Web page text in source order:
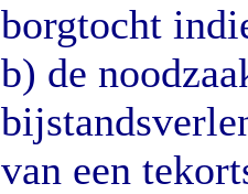
borgtocht
b) de
van een